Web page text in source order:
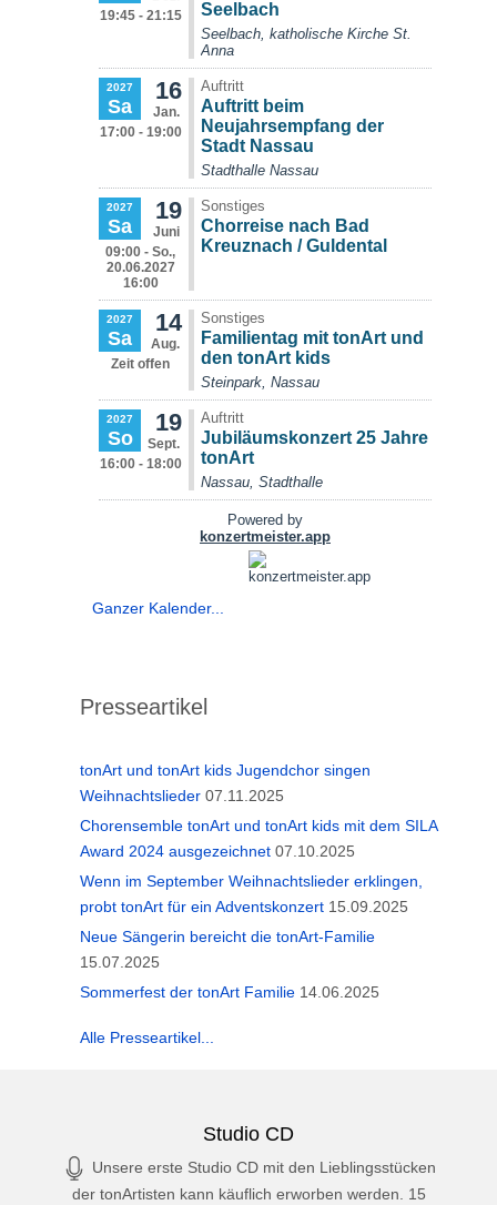
Ganzer Kalender...
Presseartikel
tonArt und tonArt kids Jugendchor singen
Weihnachtslieder 07.11.2025
Chorensemble tonArt und tonArt kids mit dem SILA
Award 2024 ausgezeichnet 07.10.2025
Wenn im September Weihnachtslieder erklingen,
probt tonArt für ein Adventskonzert 15.09.2025
Neue Sängerin bereicht die tonArt-Familie
15.07.2025
Sommerfest der tonArt Familie 14.06.2025
Alle Presseartikel...
Studio CD
Unsere erste Studio CD mit den Lieblingsstücken
der tonArtisten kann käuflich erworben werden. 15